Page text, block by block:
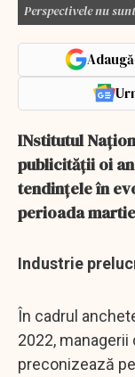
Perspectivele nu
INstitutul
publicității oi
tendințele în
perioada
Industrie
În cadrul
2022,
preconizează